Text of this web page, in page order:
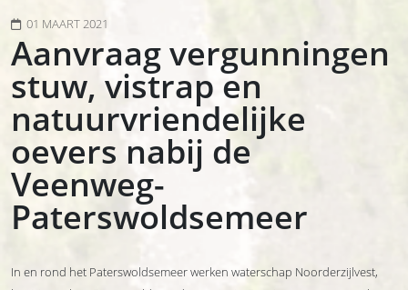
01 MAART 2021
Aanvraag vergunningen
stuw, vistrap en
natuurvriendelijke
oevers nabij de
Veenweg-
Paterswoldsemeer
In en rond het Paterswoldsemeer werken waterschap Noorderzijlvest,